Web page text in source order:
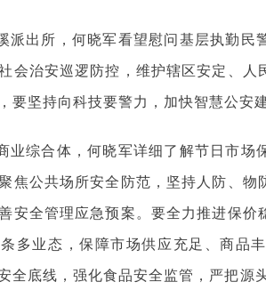
派出所，何晓军看望慰问基层执勤民
会治安巡逻防控，维护辖区安定、
要坚持向科技要警力，加快智慧公安
业综合体，何晓军详细了解节日市场
焦公共场所安全防范，坚持人防、
安全管理应急预案。要全力推进保
多业态，保障市场供应充足、商品
全底线，强化食品安全监管，严把源